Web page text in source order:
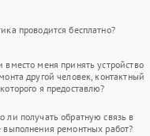
проводится бесплатно?
вместо меня принять устройство
другой человек, контактный
я предоставлю?
ли получать обратную связь в
выполнения ремонтных работ?